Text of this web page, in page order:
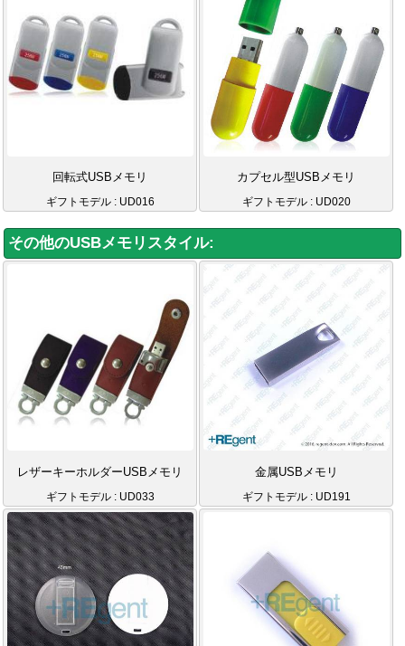
回転式USBメモリ
ギフトモデル : UD016
カプセル型USBメモリ
ギフトモデル : UD020
その他のUSBメモリスタイル:
レザーキーホルダーUSBメモリ
ギフトモデル : UD033
金属USBメモリ
ギフトモデル : UD191